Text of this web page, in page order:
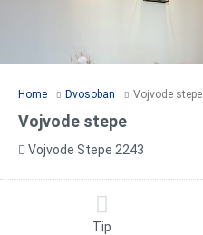
Home Dvosoban Vojvode stepe
Vojvode stepe
Vojvode Stepe 2243
Tip